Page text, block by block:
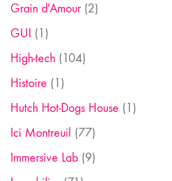
Grain d'Amour(2)
GUI (1)
High-tech (104)
Histoire (1)
Hutch Hot-Dogs House (1)
Ici Montreuil (77)
Immersive Lab (9)